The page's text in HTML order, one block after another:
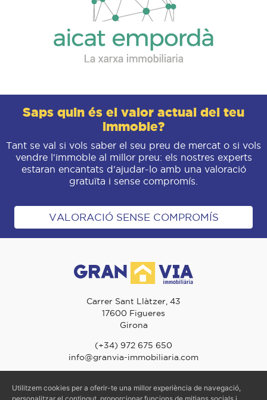
Saps quin és el valor actual del teu
immoble?
Tant se val si vols saber el seu preu de mercat o si vols
vendre l'immoble al millor preu: els nostres experts
estaran encantats d'ajudar-lo amb una valoració
gratuïta i sense compromís.
VALORACIÓ SENSE COMPROMÍS
Carrer Sant Llàtzer, 43
17600 Figueres
Girona
(+34) 972 675 650
info@granvia-immobiliaria.com
© 2026 Gran Via Immobiliària - TOTS ELS DRETS RESERVATS
Utilitzem cookies per a oferir-te una millor experiència de navegació,